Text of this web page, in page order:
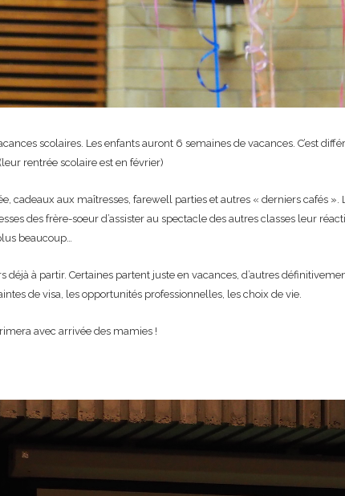
scolaires. Les enfants auront 6 semaines de vacances. C’est
rentrée scolaire est en février)
cadeaux aux maîtresses, farewell parties et autres « derniers cafés
des frère-soeur d’assister au spectacle des autres classes leur
beaucoup…
à partir. Certaines partent juste en vacances, d’autres
de visa, les opportunités professionnelles, les choix de vie.
avec arrivée des mamies !